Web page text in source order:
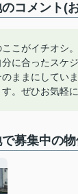
コメント(
ここがイチオ
に合ったスケ
のままにしてい
。ぜひお気軽
募集中の